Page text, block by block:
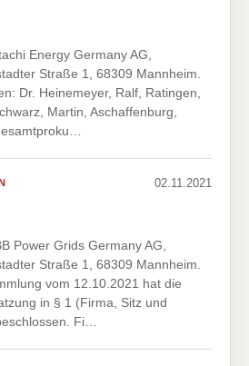
Energy Germany AG,
Straße 1, 68309 Mannheim.
Dr. Heinemeyer, Ralf, Ratingen,
Martin, Aschaffenburg,
02.11.2021
Power Grids Germany AG,
Straße 1, 68309 Mannheim.
vom 12.10.2021 hat die
in § 1 (Firma, Sitz und
Fi…